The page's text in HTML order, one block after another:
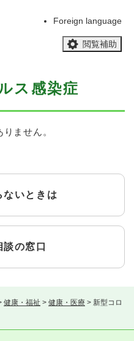
Foreign language
閲覧補助
健康・福祉 > 健康・医療 > 新型コロ
ス感染症
ません。
ないときは
談の窓口